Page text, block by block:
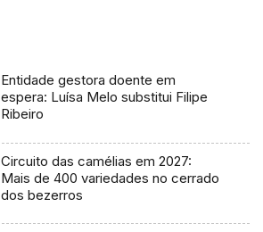
Entidade gestora doente em
espera: Luísa Melo substitui Filipe
Ribeiro
Circuito das camélias em 2027:
Mais de 400 variedades no cerrado
dos bezerros